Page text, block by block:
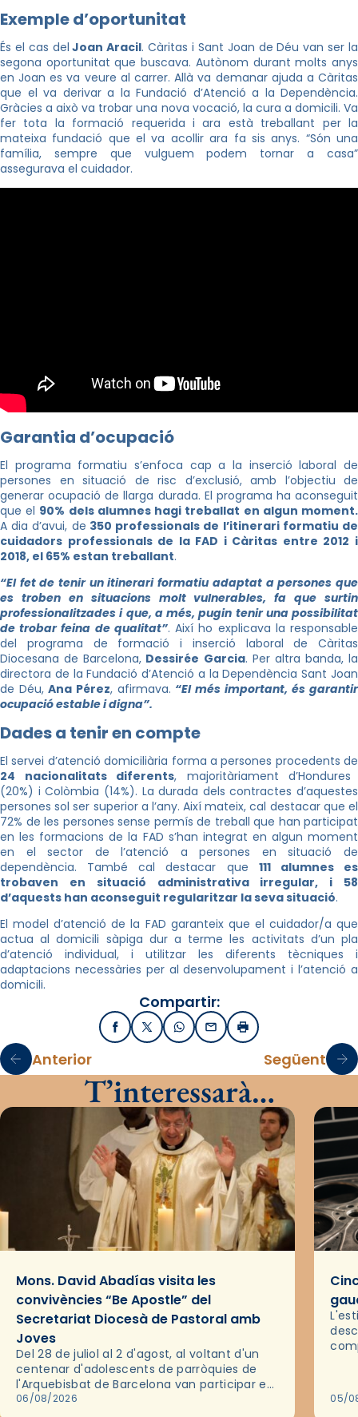
Exemple d’oportunitat
És el cas del Joan Aracil. Càritas i Sant Joan de Déu van ser la
segona oportunitat que buscava. Autònom durant molts anys
en Joan es va veure al carrer. Allà va demanar ajuda a Càritas
que el va derivar a la Fundació d’Atenció a la Dependència.
Gràcies a això va trobar una nova vocació, la cura a domicili. Va
fer tota la formació requerida i ara està treballant per la
mateixa fundació que el va acollir ara fa sis anys. “Són una
família, sempre que vulguem podem tornar a casa”
assegurava el cuidador.
Garantia d’ocupació
El programa formatiu s’enfoca cap a la inserció laboral de
persones en situació de risc d’exclusió, amb l’objectiu de
generar ocupació de llarga durada. El programa ha aconseguit
que el 90% dels alumnes hagi treballat en algun moment.
A dia d’avui, de 350 professionals de l’itinerari formatiu de
cuidadors professionals de la FAD i Càritas entre 2012 i
2018, el 65% estan treballant.
“El fet de tenir un itinerari formatiu adaptat a persones que
es troben en situacions molt vulnerables, fa que surtin
professionalitzades i que, a més, pugin tenir una possibilitat
de trobar feina de qualitat”. Així ho explicava la responsable
del programa de formació i inserció laboral de Càritas
Diocesana de Barcelona, Dessirée Garcia. Per altra banda, la
directora de la Fundació d’Atenció a la Dependència Sant Joan
de Déu,Ana Pérez, afirmava. “El més important, és garantir
ocupació estable i digna”.
Dades a tenir en compte
El servei d’atenció domiciliària forma a persones procedents de
24 nacionalitats diferents, majoritàriament d’Hondures
(20%) i Colòmbia (14%). La durada dels contractes d’aquestes
persones sol ser superior a l’any. Així mateix, cal destacar que el
72% de les persones sense permís de treball que han participat
en les formacions de la FAD s’han integrat en algun moment
en el sector de l’atenció a persones en situació de
dependència. També cal destacar que 111 alumnes es
trobaven en situació administrativa irregular, i 58
d’aquests han aconseguit regularitzar la seva situació.
El model d’atenció de la FAD garanteix que el cuidador/a que
actua al domicili sàpiga dur a terme les activitats d’un pla
d’atenció individual, i utilitzar les diferents tècniques i
adaptacions necessàries per al desenvolupament i l’atenció a
domicili.
Compartir:
FacebookX / TwitterWhatsApp
EmailImprimir
Anterior Següent
T’interessarà…
Mons. David Abadías visita les
convivències “Be Apostle” del
Secretariat Diocesà de Pastoral amb
Joves
Del 28 de juliol al 2 d'agost, al voltant d'un
centenar d'adolescents de parròquies de
l'Arquebisbat de Barcelona van participar en
les convivències Be Apostle, organitzades
06/08/2026 05/